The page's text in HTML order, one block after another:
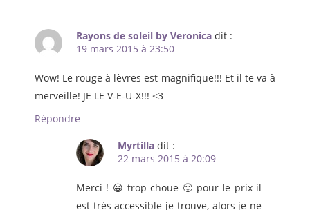
Rayons de soleil by Veronica dit :
19 mars 2015 à 23:50
Wow! Le rouge à lèvres est magnifique!!! Et il te va à
merveille! JE LE V-E-U-X!!! <3
Répondre
Myrtilla dit :
22 mars 2015 à 20:09
Merci ! 😀 trop choue 🙂 pour le prix il
est très accessible je trouve, alors je ne